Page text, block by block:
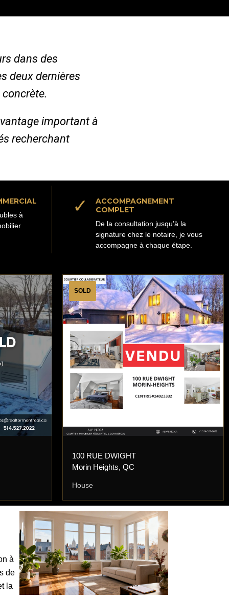
dans des
deux dernières
important à
recherchant
à
✓
ACCOMPAGNEMENT
COMPLET
De la consultation jusqu’à la
signature chez le notaire, je vous
accompagne à chaque étape.
SOLD
100 RUE DWIGHT
Morin Heights, QC
House
à
de
la